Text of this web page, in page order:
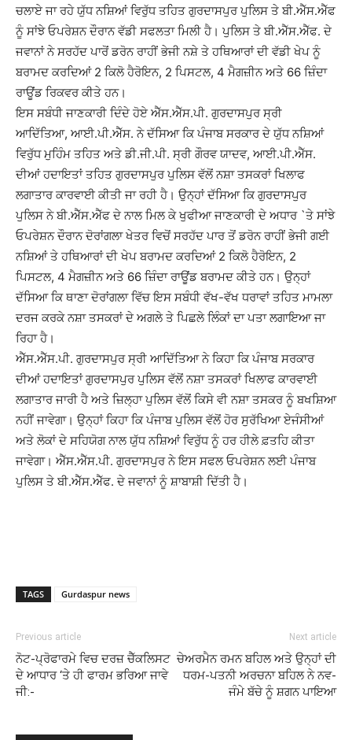
ਚਲਾਏ ਜਾ ਰਹੇ ਯੁੱਧ ਨਸ਼ਿਆਂ ਵਿਰੁੱਧ ਤਹਿਤ ਗੁਰਦਾਸਪੁਰ ਪੁਲਿਸ ਤੇ ਬੀ.ਐੱਸ.ਐੱਫ
ਨੂੰ ਸਾਂਝੇ ਓਪਰੇਸ਼ਨ ਦੌਰਾਨ ਵੱਡੀ ਸਫਲਤਾ ਮਿਲੀ ਹੈ। ਪੁਲਿਸ ਤੇ ਬੀ.ਐੱਸ.ਐੱਫ. ਦੇ
ਜਵਾਨਾਂ ਨੇ ਸਰਹੱਦ ਪਾਰੋਂ ਡਰੋਨ ਰਾਹੀਂ ਭੇਜੀ ਨਸ਼ੇ ਤੇ ਹਥਿਆਰਾਂ ਦੀ ਵੱਡੀ ਖੇਪ ਨੂੰ
ਬਰਾਮਦ ਕਰਦਿਆਂ 2 ਕਿਲੋ ਹੈਰੋਇਨ, 2 ਪਿਸਟਲ, 4 ਮੈਗਜ਼ੀਨ ਅਤੇ 66 ਜ਼ਿੰਦਾ
ਰਾਊਂਡ ਰਿਕਵਰ ਕੀਤੇ ਹਨ।
ਇਸ ਸਬੰਧੀ ਜਾਣਕਾਰੀ ਦਿੰਦੇ ਹੋਏ ਐੱਸ.ਐੱਸ.ਪੀ. ਗੁਰਦਾਸਪੁਰ ਸ੍ਰੀ
ਆਦਿੱਤਿਆ, ਆਈ.ਪੀ.ਐੱਸ. ਨੇ ਦੱਸਿਆ ਕਿ ਪੰਜਾਬ ਸਰਕਾਰ ਦੇ ਯੁੱਧ ਨਸ਼ਿਆਂ
ਵਿਰੁੱਧ ਮੁਹਿੰਮ ਤਹਿਤ ਅਤੇ ਡੀ.ਜੀ.ਪੀ. ਸ੍ਰੀ ਗੌਰਵ ਯਾਦਵ, ਆਈ.ਪੀ.ਐੱਸ.
ਦੀਆਂ ਹਦਾਇਤਾਂ ਤਹਿਤ ਗੁਰਦਾਸਪੁਰ ਪੁਲਿਸ ਵੱਲੋਂ ਨਸ਼ਾ ਤਸਕਰਾਂ ਖਿਲਾਫ
ਲਗਾਤਾਰ ਕਾਰਵਾਈ ਕੀਤੀ ਜਾ ਰਹੀ ਹੈ। ਉਨ੍ਹਾਂ ਦੱਸਿਆ ਕਿ ਗੁਰਦਾਸਪੁਰ
ਪੁਲਿਸ ਨੇ ਬੀ.ਐੱਸ.ਐੱਫ ਦੇ ਨਾਲ ਮਿਲ ਕੇ ਖੁਫੀਆ ਜਾਣਕਾਰੀ ਦੇ ਅਧਾਰ `ਤੇ ਸਾਂਝੇ
ਓਪਰੇਸ਼ਨ ਦੌਰਾਨ ਦੋਰਾਂਗਲਾ ਖੇਤਰ ਵਿਚੋਂ ਸਰਹੱਦ ਪਾਰ ਤੋਂ ਡਰੋਨ ਰਾਹੀਂ ਭੇਜੀ ਗਈ
ਨਸ਼ਿਆਂ ਤੇ ਹਥਿਆਰਾਂ ਦੀ ਖੇਪ ਬਰਾਮਦ ਕਰਦਿਆਂ 2 ਕਿਲੋ ਹੈਰੋਇਨ, 2
ਪਿਸਟਲ, 4 ਮੈਗਜ਼ੀਨ ਅਤੇ 66 ਜ਼ਿੰਦਾ ਰਾਊਂਡ ਬਰਾਮਦ ਕੀਤੇ ਹਨ। ਉਨ੍ਹਾਂ
ਦੱਸਿਆ ਕਿ ਥਾਣਾ ਦੋਰਾਂਗਲਾ ਵਿੱਚ ਇਸ ਸਬੰਧੀ ਵੱਖ-ਵੱਖ ਧਰਾਵਾਂ ਤਹਿਤ ਮਾਮਲਾ
ਦਰਜ ਕਰਕੇ ਨਸ਼ਾ ਤਸਕਰਾਂ ਦੇ ਅਗਲੇ ਤੇ ਪਿਛਲੇ ਲਿੰਕਾਂ ਦਾ ਪਤਾ ਲਗਾਇਆ ਜਾ
ਰਿਹਾ ਹੈ।
ਐੱਸ.ਐੱਸ.ਪੀ. ਗੁਰਦਾਸਪੁਰ ਸ੍ਰੀ ਆਦਿੱਤਿਆ ਨੇ ਕਿਹਾ ਕਿ ਪੰਜਾਬ ਸਰਕਾਰ
ਦੀਆਂ ਹਦਾਇਤਾਂ ਗੁਰਦਾਸਪੁਰ ਪੁਲਿਸ ਵੱਲੋਂ ਨਸ਼ਾ ਤਸਕਰਾਂ ਖਿਲਾਫ ਕਾਰਵਾਈ
ਲਗਾਤਾਰ ਜਾਰੀ ਹੈ ਅਤੇ ਜ਼ਿਲ੍ਹਾ ਪੁਲਿਸ ਵੱਲੋਂ ਕਿਸੇ ਵੀ ਨਸ਼ਾ ਤਸਕਰ ਨੂੰ ਬਖਸ਼ਿਆ
ਨਹੀਂ ਜਾਵੇਗਾ। ਉਨ੍ਹਾਂ ਕਿਹਾ ਕਿ ਪੰਜਾਬ ਪੁਲਿਸ ਵੱਲੋਂ ਹੋਰ ਸੁਰੱਖਿਆ ਏਜੰਸੀਆਂ
ਅਤੇ ਲੋਕਾਂ ਦੇ ਸਹਿਯੋਗ ਨਾਲ ਯੁੱਧ ਨਸ਼ਿਆਂ ਵਿਰੁੱਧ ਨੂੰ ਹਰ ਹੀਲੇ ਫ਼ਤਹਿ ਕੀਤਾ
ਜਾਵੇਗਾ। ਐੱਸ.ਐੱਸ.ਪੀ. ਗੁਰਦਾਸਪੁਰ ਨੇ ਇਸ ਸਫਲ ਓਪਰੇਸ਼ਨ ਲਈ ਪੰਜਾਬ
ਪੁਲਿਸ ਤੇ ਬੀ.ਐੱਸ.ਐੱਫ. ਦੇ ਜਵਾਨਾਂ ਨੂੰ ਸ਼ਾਬਾਸ਼ੀ ਦਿੱਤੀ ਹੈ।
TAGS Gurdaspur news
Previous article
ਨੋਟ-ਪ੍ਰੋਫਾਰਮੇ ਵਿਚ ਦਰਜ਼ ਚੈੱਕਲਿਸਟ
ਦੇ ਆਧਾਰ ‘ਤੇ ਹੀ ਫਾਰਮ ਭਰਿਆ ਜਾਵੇ
ਜੀ:-
Next article
ਚੇਅਰਮੈਨ ਰਮਨ ਬਹਿਲ ਅਤੇ ਉਨ੍ਹਾਂ ਦੀ
ਧਰਮ-ਪਤਨੀ ਅਰਚਨਾ ਬਹਿਲ ਨੇ ਨਵ-
ਜੰਮੇ ਬੱਚੇ ਨੂੰ ਸ਼ਗਨ ਪਾਇਆ